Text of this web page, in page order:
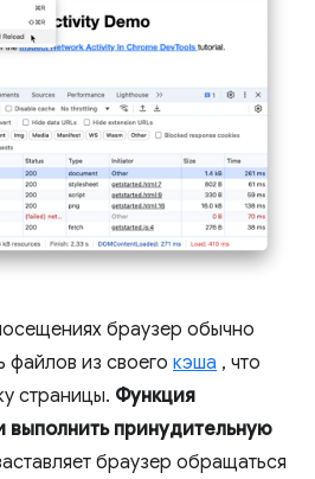
браузер обычно
файлов из своего кэша , что
страницы. Функция
выполнить принудительную
браузер обращаться